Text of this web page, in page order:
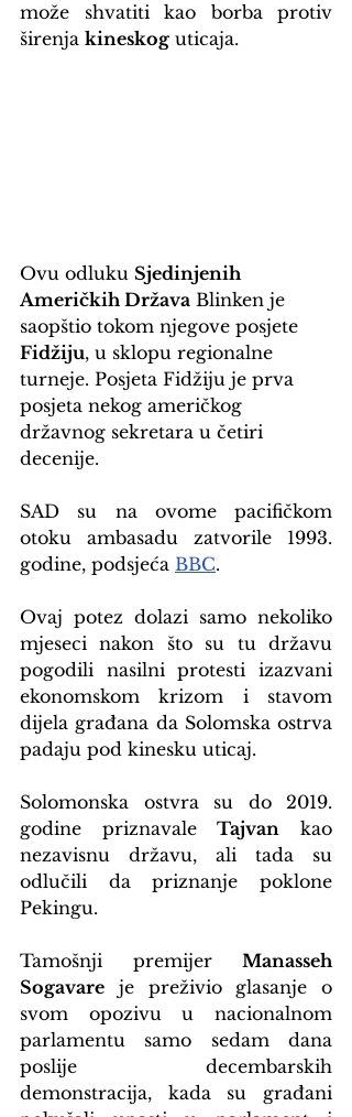
može shvatiti kao borba protiv
širenja kineskog uticaja.
Ovu odluku Sjedinjenih
Američkih Država Blinken je
saopštio tokom njegove posjete
Fidžiju, u sklopu regionalne
turneje. Posjeta Fidžiju je prva
posjeta nekog američkog
državnog sekretara u četiri
decenije.
SAD su na ovome pacifičkom
otoku ambasadu zatvorile 1993.
godine, podsjeća BBC.
Ovaj potez dolazi samo nekoliko
mjeseci nakon što su tu državu
pogodili nasilni protesti izazvani
ekonomskom krizom i stavom
dijela građana da Solomska ostrva
padaju pod kinesku uticaj.
Solomonska ostvra su do 2019.
godine priznavale Tajvan kao
nezavisnu državu, ali tada su
odlučili da priznanje poklone
Pekingu.
Tamošnji premijer Manasseh
Sogavare je preživio glasanje o
svom opozivu u nacionalnom
parlamentu samo sedam dana
poslije decembarskih
demonstracija, kada su građani